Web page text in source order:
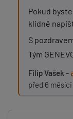
Pokud
klidně
S
Tým
Filip Vašek -
před 6 měsíci